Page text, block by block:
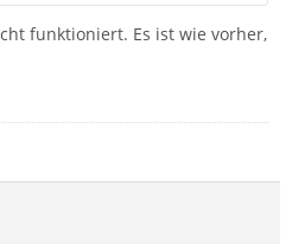
funktioniert. Es ist wie vorher,